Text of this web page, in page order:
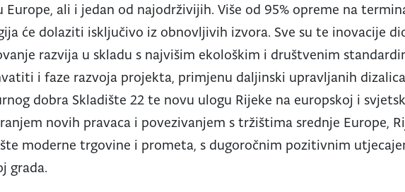
Europe, ali i jedan od najodrživijih. Više od 95% opreme na
će dolaziti isključivo iz obnovljivih izvora. Sve su te inovacije
razvija u skladu s najvišim ekološkim i društvenim
i faze razvoja projekta, primjenu daljinski upravljanih
dobra Skladište 22 te novu ulogu Rijeke na europskoj i
novih pravaca i povezivanjem s tržištima srednje Europe,
moderne trgovine i prometa, s dugoročnim pozitivnim
grada.